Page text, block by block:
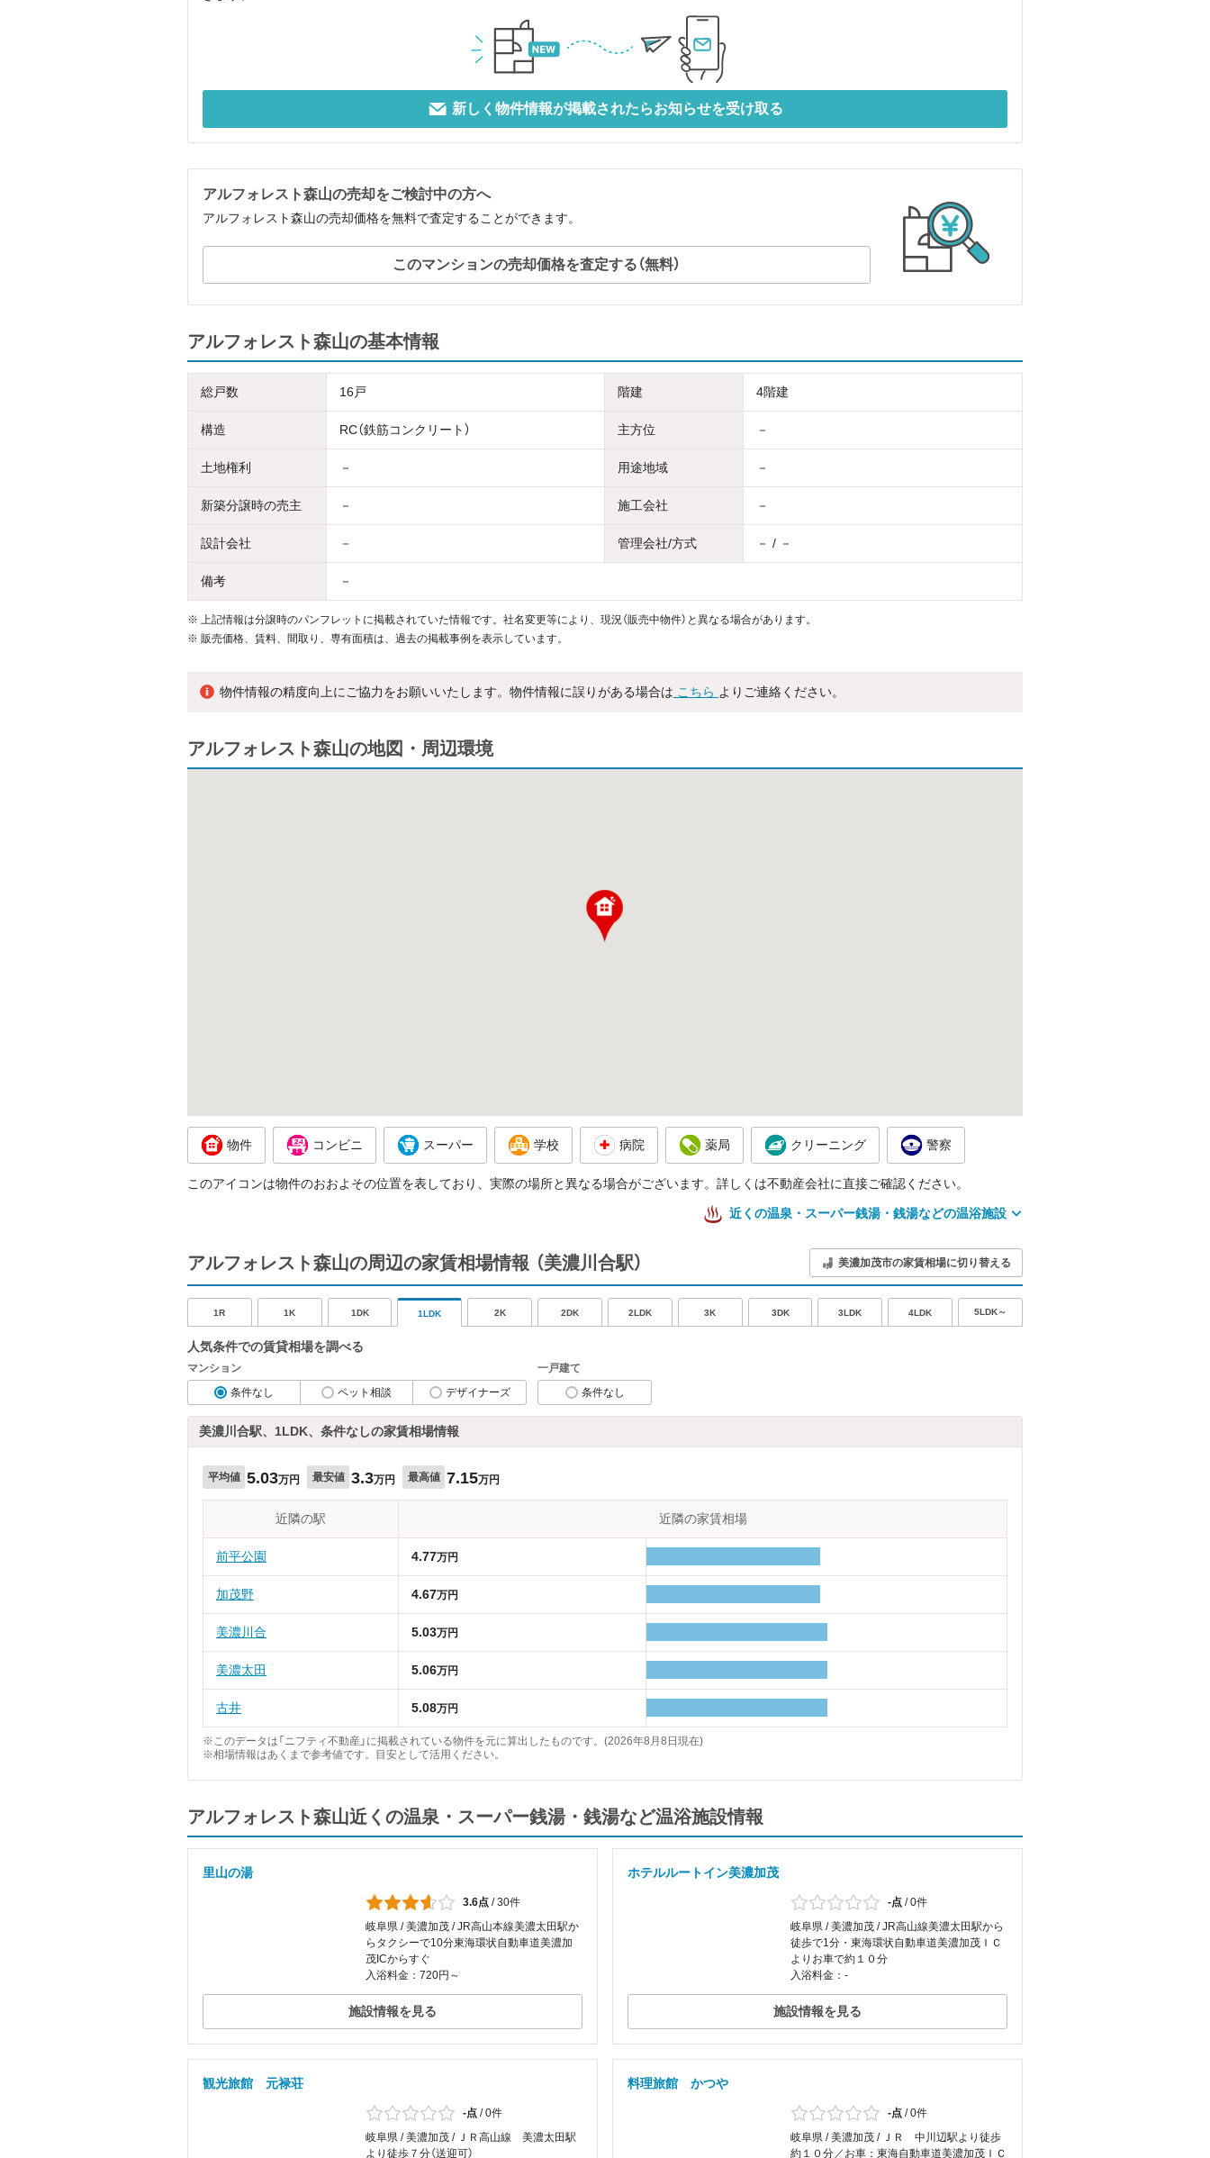
新しく物件情報が掲載されたらお知らせを受け取る
アルフォレスト森山の売却をご検討中の方へ
アルフォレスト森山の売却価格を無料で査定することができます。
このマンションの売却価格を査定する（無料）
アルフォレスト森山の基本情報
総戸数 16戸 階建 4階建
構造 RC（鉄筋コンクリート） 主方位 －
土地権利 － 用途地域 －
新築分譲時の売主 － 施工会社 －
設計会社 － 管理会社/方式 － / －
備考 －
※
上記情報は分譲時のパンフレットに掲載されていた情報です。社名変更等により、現況（販売中物件）と異なる場合があります。
※ 販売価格、賃料、間取り、専有面積は、過去の掲載事例を表示しています。
物件情報の精度向上にご協力をお願いいたします。物件情報に誤りがある場合は こちら よりご連絡ください。
アルフォレスト森山の地図・周辺環境
物件 コンビニ スーパー 学校 病院 薬局 クリーニング 警察
このアイコンは物件のおおよその位置を表しており、実際の場所と異なる場合がございます。詳しくは不動産会社に直接ご確認ください。
近くの温泉・スーパー銭湯・銭湯などの温浴施設
アルフォレスト森山の周辺の家賃相場情報 （美濃川合駅） 美濃加茂市の家賃相場に切り替える
1R 1K 1DK 1LDK 2K 2DK 2LDK 3K 3DK 3LDK 4LDK 5LDK～
人気条件での賃貸相場を調べる
マンション
条件なし
ペット相談 デザイナーズ
一戸建て
条件なし
美濃川合駅、1LDK、条件なしの家賃相場情報
平均値 5.03万円 最安値 3.3万円 最高値 7.15万円
近隣の駅 近隣の家賃相場
前平公園 4.77万円
加茂野 4.67万円
美濃川合 5.03万円
美濃太田 5.06万円
古井 5.08万円
※このデータは「ニフティ不動産」に掲載されている物件を元に算出したものです。(2026年8月8日現在)
※相場情報はあくまで参考値です。目安として活用ください。
アルフォレスト森山近くの温泉・スーパー銭湯・銭湯など温浴施設情報
里山の湯
3.6点 /30件
岐阜県 / 美濃加茂 / JR高山本線美濃太田駅か
らタクシーで10分東海環状自動車道美濃加
茂ICからすぐ
入浴料金：720円～
施設情報を見る
ホテルルートイン美濃加茂
-点 /0件
岐阜県 / 美濃加茂 / JR高山線美濃太田駅から
徒歩で1分・東海環状自動車道美濃加茂ＩＣ
よりお車で約１０分
入浴料金：-
施設情報を見る
観光旅館 元禄荘
-点 /0件
岐阜県 / 美濃加茂 / ＪＲ高山線 美濃太田駅
より徒歩７分（送迎可）
料理旅館 かつや
-点 /0件
岐阜県 / 美濃加茂 / ＪＲ 中川辺駅より徒歩
約１０分／お車：東海自動車道美濃加茂ＩＣ